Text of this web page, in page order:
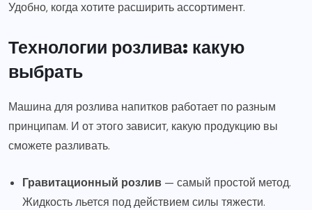
Удобно, когда хотите расширить ассортимент.
Технологии розлива: какую
выбрать
Машина для розлива напитков работает по разным
принципам. И от этого зависит, какую продукцию вы
сможете разливать.
Гравитационный розлив — самый простой метод.
Жидкость льется под действием силы тяжести.